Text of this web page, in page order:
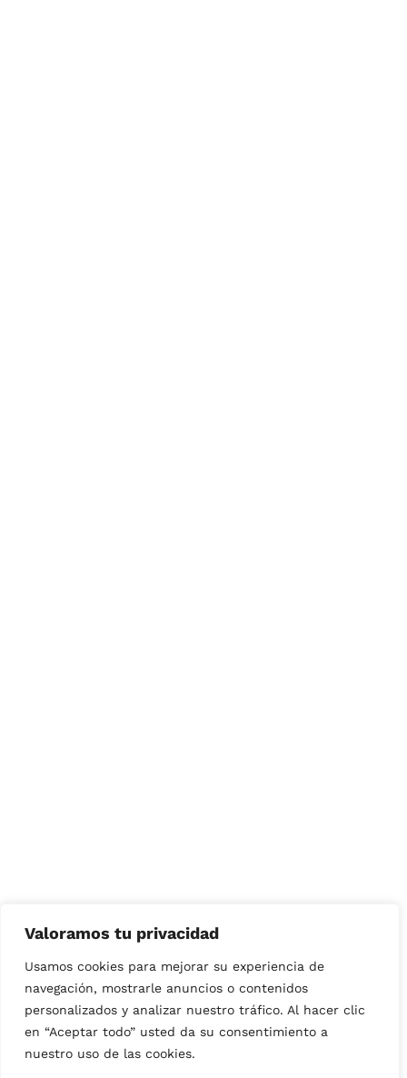
Valoramos tu privacidad
Usamos cookies para mejorar su experiencia de
navegación, mostrarle anuncios o contenidos
personalizados y analizar nuestro tráfico. Al hacer clic
en “Aceptar todo” usted da su consentimiento a
nuestro uso de las cookies.